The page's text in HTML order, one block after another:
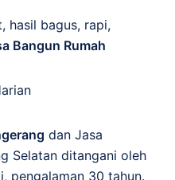
hasil bagus, rapi,
Bangun Rumah
dan Jasa
Selatan ditangani oleh
pengalaman 30 tahun.